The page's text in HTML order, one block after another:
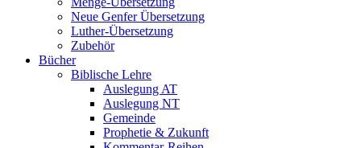
Neue Genfer Übersetzung
Luther-Übersetzung
Zubehör
Bücher
Biblische Lehre
Auslegung AT
Auslegung NT
Gemeinde
Prophetie & Zukunft